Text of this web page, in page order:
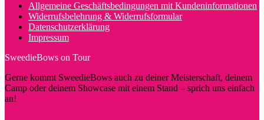
Allgemeine Geschäftsbedingungen mit Kundeninformationen
Widerrufsbelehrung & Widerrufsformular
Datenschutzerklärung
Impressum
SweedieBows on Tour
Gerne kommt SweedieBows auch zu deiner Meisterschaft, deinem
Camp oder deinem Showcase mit einem Stand – sprich uns einfach
an!